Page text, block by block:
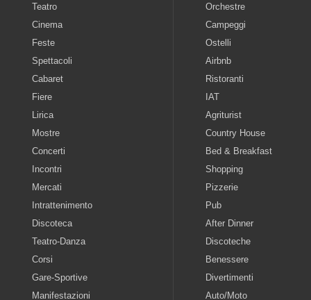
Teatro
Cinema
Feste
Spettacoli
Cabaret
Fiere
Lirica
Mostre
Concerti
Incontri
Mercati
Intrattenimento
Discoteca
Teatro-Danza
Corsi
Gare-Sportive
Manifestazioni
Orchestre
Campeggi
Ostelli
Airbnb
Ristoranti
IAT
Agriturist
Country House
Bed & Breakfast
Shopping
Pizzerie
Pub
After Dinner
Discoteche
Benessere
Divertimenti
Auto/Moto